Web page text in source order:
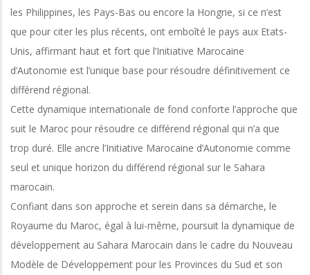
les Philippines, les Pays-Bas ou encore la Hongrie, si ce n’est
que pour citer les plus récents, ont emboîté le pays aux Etats-
Unis, affirmant haut et fort que l’Initiative Marocaine
d’Autonomie est l’unique base pour résoudre définitivement ce
différend régional.
Cette dynamique internationale de fond conforte l’approche que
suit le Maroc pour résoudre ce différend régional qui n’a que
trop duré. Elle ancre l’Initiative Marocaine d’Autonomie comme
seul et unique horizon du différend régional sur le Sahara
marocain.
Confiant dans son approche et serein dans sa démarche, le
Royaume du Maroc, égal à lui-même, poursuit la dynamique de
développement au Sahara Marocain dans le cadre du Nouveau
Modèle de Développement pour les Provinces du Sud et son